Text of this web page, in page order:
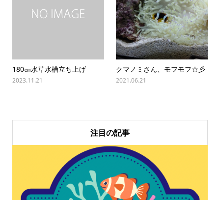
180㎝水草水槽立ち上げ
2023.11.21
クマノミさん、モフモフ☆彡
2021.06.21
注目の記事